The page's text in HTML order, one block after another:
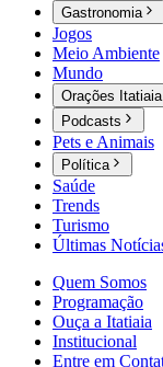
Gastronomia
Jogos
Meio Ambiente
Mundo
Orações Itatiaia
Podcasts
Pets e Animais
Política
Saúde
Trends
Turismo
Últimas
Quem Somos
Programação
Ouça a Itatiaia
Institucional
Entre em